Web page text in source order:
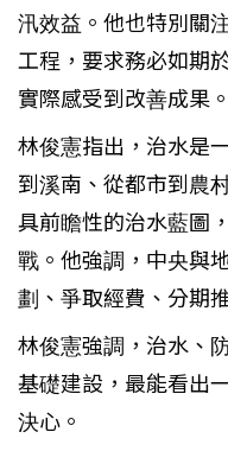
汛效益。他也特別關
工程，要求務必如期
實際感受到改善成果。
林俊憲指出，治水是
到溪南、從都市到農
具前瞻性的治水藍圖
戰。他強調，中央與
劃、爭取經費、分期
林俊憲強調，治水、
基礎建設，最能看出
決心。